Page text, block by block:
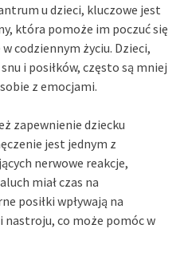
u dzieci, kluczowe jest
która pomoże im poczuć się
codziennym życiu. Dzieci,
i posiłków, często są mniej
z emocjami.
zapewnienie dziecku
jest jednym z
nerwowe reakcje,
miał czas na
posiłki wpływają na
co może pomóc w